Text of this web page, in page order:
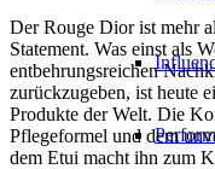
Der Rouge Dior ist mehr
Statement. Was einst als
entbehrungsreichen
zurückzugeben, ist heute
Produkte der Welt. Die
Pflegeformel und dem
dem Etui macht ihn zum